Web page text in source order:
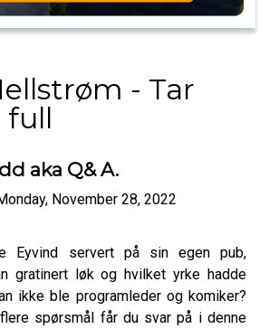
- Tar
full
aka Q& A.
November 28, 2022
Eyvind servert på sin egen pub,
gratinert løk og hvilket yrke hadde
ikke ble programleder og komiker?
spørsmål får du svar på i denne